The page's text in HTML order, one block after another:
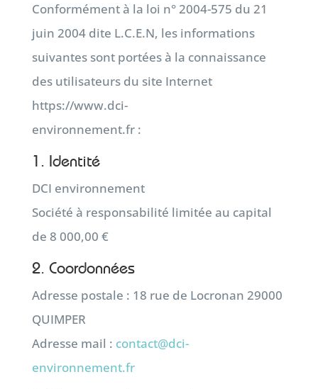
Conformément à la loi n° 2004-575 du 21
juin 2004 dite L.C.E.N, les informations
suivantes sont portées à la connaissance
des utilisateurs du site Internet
https://www.dci-
environnement.fr :
1. Identité
DCI environnement
Société à responsabilité limitée au capital
de 8 000,00 €
2. Coordonnées
Adresse postale : 18 rue de Locronan 29000
QUIMPER
Adresse mail : contact@dci-
environnement.fr